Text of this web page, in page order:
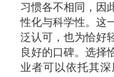
习惯各不相同，因
性化与科学性。这
泛认可，也为恰好
良好的口碑。选择
业者可以依托其